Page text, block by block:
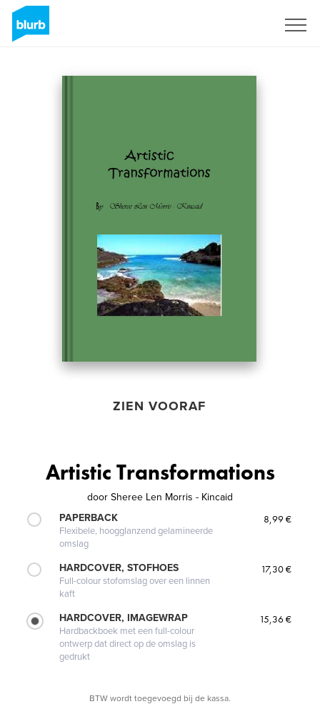
ZIEN VOORAF
Artistic Transformations
door Sheree Len Morris - Kincaid
PAPERBACK
Flexibele, hoogglanzend gelamineerde
omslag
8,99 €
HARDCOVER, STOFHOES
Full-colour stofomslag over een linnen
kaft
17,30 €
HARDCOVER, IMAGEWRAP
Hardbackboek met een full-colour
ontwerp dat direct op de omslag is
gedrukt
15,36 €
BTW wordt toegevoegd bij de kassa.